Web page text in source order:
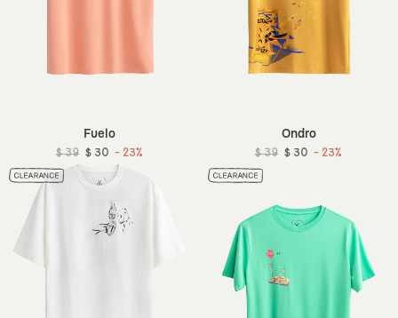
Fuelo
$ 39 $ 30 - 23%
Ondro
$ 39 $ 30 - 23%